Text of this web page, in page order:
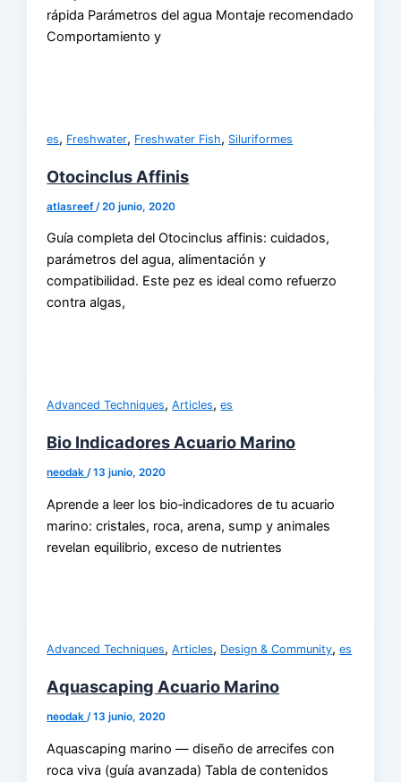
rápida Parámetros del agua Montaje recomendado
Comportamiento y
es, Freshwater, Freshwater Fish, Siluriformes
Otocinclus Affinis
atlasreef/20 junio, 2020
Guía completa del Otocinclus affinis: cuidados,
parámetros del agua, alimentación y
compatibilidad. Este pez es ideal como refuerzo
contra algas,
Advanced Techniques,Articles,es
Bio Indicadores Acuario Marino
neodak/13 junio, 2020
Aprende a leer los bio‑indicadores de tu acuario
marino: cristales, roca, arena, sump y animales
revelan equilibrio, exceso de nutrientes
Advanced Techniques,Articles, Design & Community,es
Aquascaping Acuario Marino
neodak/13 junio, 2020
Aquascaping marino — diseño de arrecifes con
roca viva (guía avanzada) Tabla de contenidos